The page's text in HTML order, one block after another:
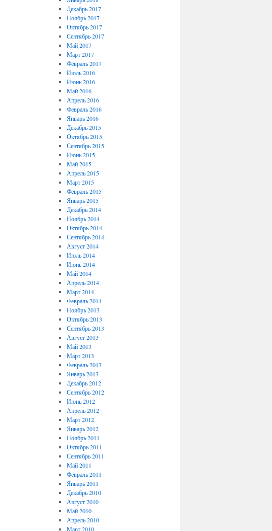
Декабрь 2017
Ноябрь 2017
Октябрь 2017
Сентябрь 2017
Май 2017
Март 2017
Февраль 2017
Июль 2016
Июнь 2016
Май 2016
Апрель 2016
Февраль 2016
Январь 2016
Декабрь 2015
Октябрь 2015
Сентябрь 2015
Июнь 2015
Май 2015
Апрель 2015
Март 2015
Февраль 2015
Январь 2015
Декабрь 2014
Ноябрь 2014
Октябрь 2014
Сентябрь 2014
Август 2014
Июль 2014
Июнь 2014
Май 2014
Апрель 2014
Март 2014
Февраль 2014
Ноябрь 2013
Октябрь 2013
Сентябрь 2013
Август 2013
Май 2013
Март 2013
Февраль 2013
Январь 2013
Декабрь 2012
Сентябрь 2012
Июнь 2012
Апрель 2012
Март 2012
Январь 2012
Ноябрь 2011
Октябрь 2011
Сентябрь 2011
Май 2011
Февраль 2011
Январь 2011
Декабрь 2010
Август 2010
Май 2010
Апрель 2010
Март 2010